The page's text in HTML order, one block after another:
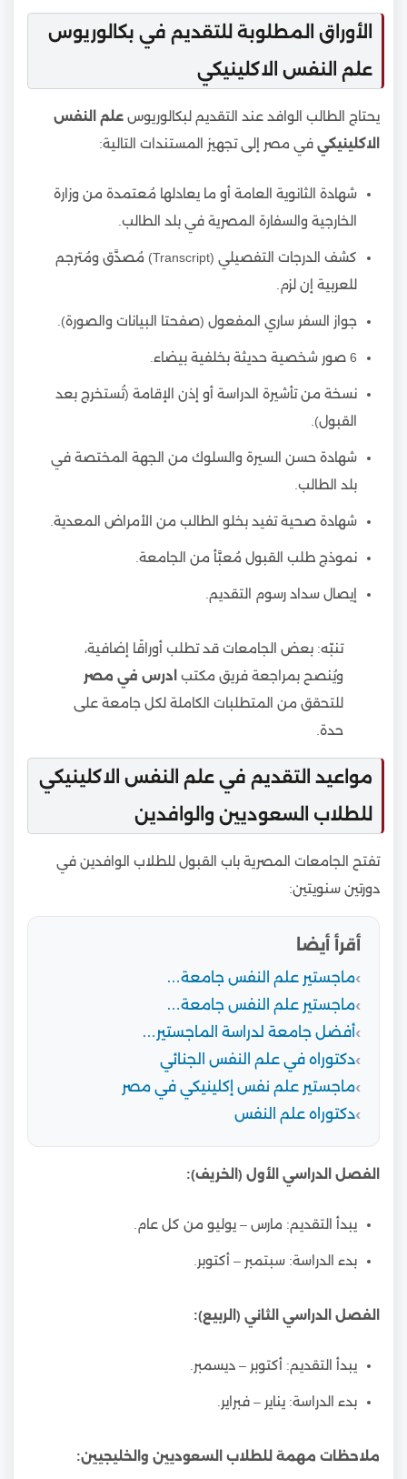
الأوراق المطلوبة للتقديم في بكالوريوس
علم النفس الاكلينيكي
يحتاج الطالب الوافد عند التقديم لبكالوريوس علم النفس
الاكلينيكي في مصر إلى تجهيز المستندات التالية:
شهادة الثانوية العامة أو ما يعادلها مُعتمدة من وزارة
الخارجية والسفارة المصرية في بلد الطالب.
كشف الدرجات التفصيلي (Transcript) مُصدَّق ومُترجم
للعربية إن لزم.
جواز السفر ساري المفعول (صفحتا البيانات والصورة).
6 صور شخصية حديثة بخلفية بيضاء.
نسخة من تأشيرة الدراسة أو إذن الإقامة (تُستخرج بعد
القبول).
شهادة حسن السيرة والسلوك من الجهة المختصة في
بلد الطالب.
شهادة صحية تفيد بخلو الطالب من الأمراض المعدية.
نموذج طلب القبول مُعبَّأ من الجامعة.
إيصال سداد رسوم التقديم.
تنبّه: بعض الجامعات قد تطلب أوراقًا إضافية،
ويُنصح بمراجعة فريق مكتب ادرس في مصر
للتحقق من المتطلبات الكاملة لكل جامعة على
حدة.
مواعيد التقديم في علم النفس الاكلينيكي
للطلاب السعوديين والوافدين
تفتح الجامعات المصرية باب القبول للطلاب الوافدين في
دورتين سنويتين:
أقرأ أيضا
ماجستير علم النفس جامعة…
ماجستير علم النفس جامعة…
أفضل جامعة لدراسة الماجستير…
دكتوراه في علم النفس الجنائي
ماجستير علم نفس إكلينيكي في مصر
دكتوراه علم النفس
الفصل الدراسي الأول (الخريف):
يبدأ التقديم: مارس – يوليو من كل عام.
بدء الدراسة: سبتمبر – أكتوبر.
الفصل الدراسي الثاني (الربيع):
يبدأ التقديم: أكتوبر – ديسمبر.
بدء الدراسة: يناير – فبراير.
ملاحظات مهمة للطلاب السعوديين والخليجيين: